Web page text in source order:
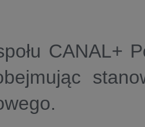
CANAL+